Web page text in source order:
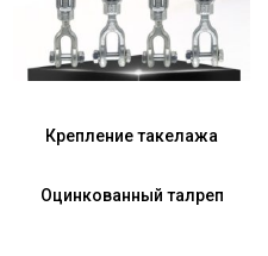
Крепление такелажа
Оцинкованный талреп